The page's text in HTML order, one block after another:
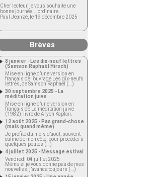
Cher lecteur, je vous souhaite une
bonne journée... ordinaire.
Paul Jeanzé, le 19 décembre 2025
Brèves
8 janvier - Les dix-neuf lettres
(Samson Raphaël Hirsch)
Mise en ligne d’une version en
français de l’ouvrage Les dix-neufs
lettres, de Samson Raphaël (…)
30 septembre 2025 - La
méditation juive
Mise en ligne d’une version en
français de La méditation juive
(1982), livre de Aryeh Kaplan.
12 août 2025 - Pas grand-chose
(mais quand même)
Je profite du mois d’août, souvent
calme de mon côté, pour procéder à
quelques petites (…)
4 juillet 2025 - Message estival
Vendredi 04 juillet 2025
Même si je vous donne peu de mes
nouvelles, j’avance toujours (…)